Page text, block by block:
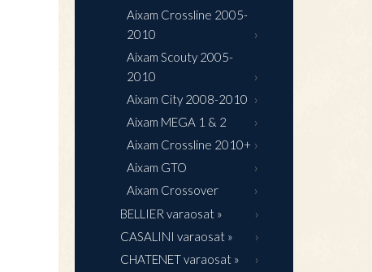
Aixam Crossline 2005-
2010
Aixam Scouty 2005-
2010
Aixam City 2008-2010
Aixam MEGA 1 & 2
Aixam Crossline 2010+
Aixam GTO
Aixam Crossover
BELLIER varaosat »
CASALINI varaosat »
CHATENET varaosat »